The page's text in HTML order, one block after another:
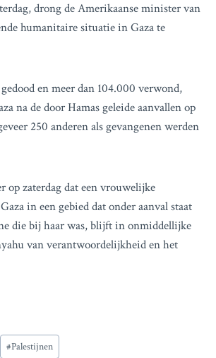
drong de Amerikaanse minister van
humanitaire situatie in Gaza te
en meer dan 104.000 verwond,
na de door Hamas geleide aanvallen op
250 anderen als gevangenen werden
op zaterdag dat een vrouwelijke
in een gebied dat onder aanval staat
die bij haar was, blijft in onmiddellijke
van verantwoordelijkheid en het
#Palestijnen